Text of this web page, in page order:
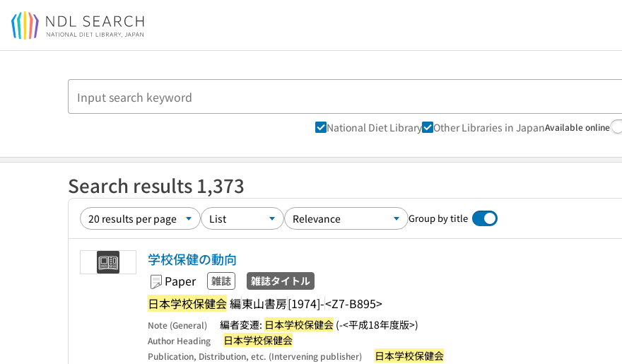
Jump to main content
National Diet Library Other Libraries in JapanAvailable online
Search results 1,373
Group by title
学校保健の動向
Paper 雑誌 雑誌タイトル
日本学校保健会編東山書房[1974]-<Z7-B895>
Note (General) 編者変遷: 日本学校保健会 (-<平成18年度版>)
Author Heading 日本学校保健会
Publication, Distribution, etc. (Intervening publisher) 日本学校保健会